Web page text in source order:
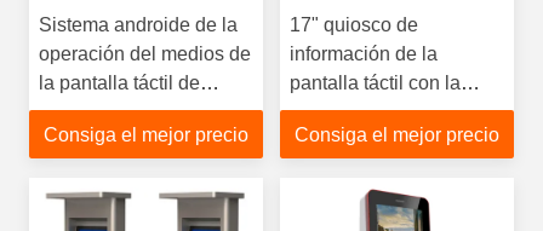
Sistema androide de la
operación del medios de
la pantalla táctil de
información acuerdo
multi del quiosco
Consiga el mejor precio
17" quiosco de
información de la
pantalla táctil con la
impresora termal del
recibo/el quiosco
Consiga el mejor precio